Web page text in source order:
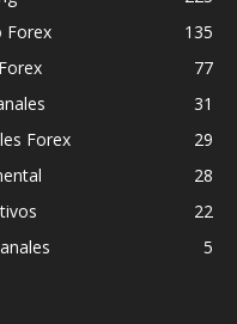
Forex
135
77
31
Forex
29
28
22
5